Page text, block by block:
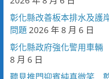
彰化縣改善板本排水及
問題 2026 年 8 月 6 日
彰化縣政府強化警用車
8 月 6 日